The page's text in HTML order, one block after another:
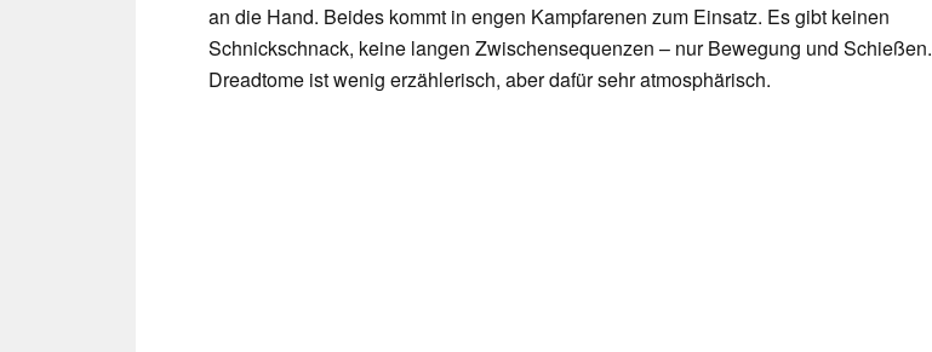
an die Hand. Beides kommt in engen Kampfarenen zum Einsatz. Es gibt keinen
Schnickschnack, keine langen Zwischensequenzen – nur Bewegung und Schießen.
Dreadtome ist wenig erzählerisch, aber dafür sehr atmosphärisch.